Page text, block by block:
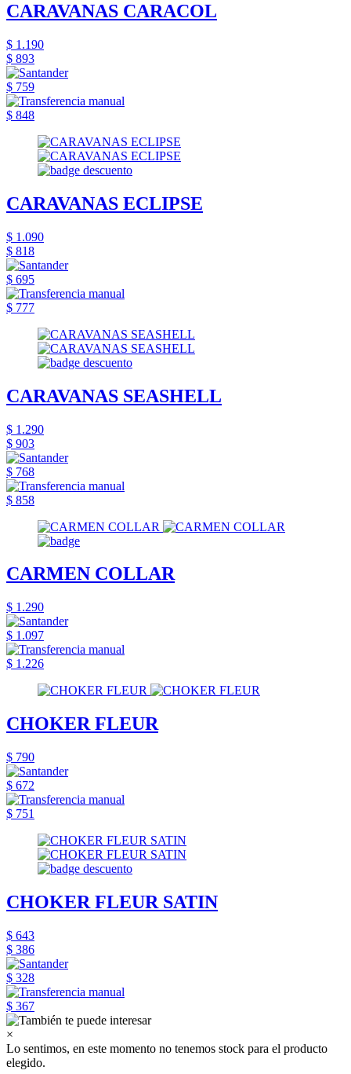
CARAVANAS CARACOL
$ 1.190
$ 893
$ 759
$ 848
CARAVANAS ECLIPSE
$ 1.090
$ 818
$ 695
$ 777
CARAVANAS SEASHELL
$ 1.290
$ 903
$ 768
$ 858
CARMEN COLLAR
$ 1.290
$ 1.097
$ 1.226
CHOKER FLEUR
$ 790
$ 672
$ 751
CHOKER FLEUR SATIN
$ 643
$ 386
$ 328
$ 367
×
Lo sentimos, en este momento no tenemos stock para el producto
elegido.